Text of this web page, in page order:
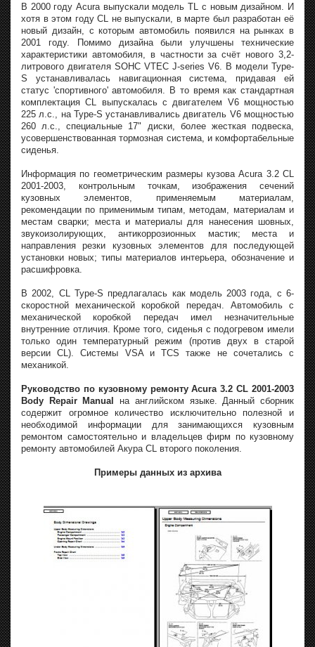
В 2000 году Acura выпускали модель TL с новым дизайном. И
хотя в этом году CL не выпускали, в марте был разработан её
новый дизайн, с которым автомобиль появился на рынках в
2001 году. Помимо дизайна были улучшены технические
характеристики автомобиля, в частности за счёт нового 3,2-
литрового двигателя SOHC VTEC J-series V6. В модели Type-
S устанавливалась навигационная система, придавая ей
статус 'спортивного' автомобиля. В то время как стандартная
комплектация CL выпускалась с двигателем V6 мощностью
225 л.с., на Type-S устанавливались двигатель V6 мощностью
260 л.с., специальные 17" диски, более жесткая подвеска,
усовершенствованная тормозная система, и комфортабельные
сиденья.
Информация по геометрическим размеры кузова Acura 3.2 CL
2001-2003, контрольным точкам, изображения сечений
кузовных элементов, применяемым материалам,
рекомендации по применимым типам, методам, материалам и
местам сварки; места и материалы для нанесения шовных,
звукоизолирующих, антикоррозионных мастик; места и
направления резки кузовных элементов для последующей
установки новых; типы материалов интерьера, обозначение и
расшифровка.
В 2002, CL Type-S предлагалась как модель 2003 года, с 6-
скоростной механической коробкой передач. Автомобиль с
механической коробкой передач имел незначительные
внутренние отличия. Кроме того, сиденья с подогревом имели
только один температурный режим (против двух в старой
версии CL). Системы VSA и TCS также не сочетались с
механикой.
Руководство по кузовному ремонту Acura 3.2 CL 2001-2003
Body Repair Manual
на английском языке. Данный сборник
содержит огромное количество исключительно полезной и
необходимой информации для занимающихся кузовным
ремонтом самостоятельно и владельцев фирм по кузовному
ремонту автомобилей Акура CL второго поколения.
Примеры данных из архива